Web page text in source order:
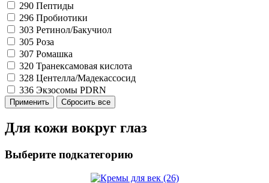
290 Пептиды
296 Пробиотики
303 Ретинол/Бакучиол
305 Роза
307 Ромашка
320 Транексамовая кислота
328 Центелла/Мадекассосид
336 Экзосомы PDRN
Для кожи вокруг глаз
Выберите подкатегорию